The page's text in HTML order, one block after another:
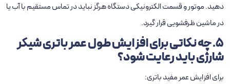
دهید. موتور و قسمت الکترونیکی دستگاه هرگز نباید در تماس مستقیم با آب یا
در ماشین ظرفشویی قرار گیرد.
5. چه نکاتی برای افزایش طول عمر باتری شیکر
شارژی باید رعایت شود؟
برای افزایش عمر مفید باتری: